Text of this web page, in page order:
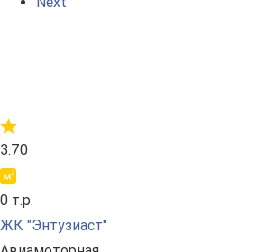
3.70
0 т.р.
ЖК "Энтузиаст"